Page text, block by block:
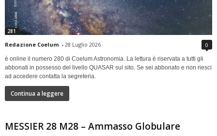
281
Redazione Coelum - 28 Luglio 2026 0
è online il numero 280 di Coelum Astronomia. La lettura è riservata a tutti gli
abbonati in possesso del livello QUASAR sul sito. Se sei abbonato e non riesci
ad accedere contatta la segreteria.
Continua a leggere
MESSIER 28 M28 – Ammasso Globulare